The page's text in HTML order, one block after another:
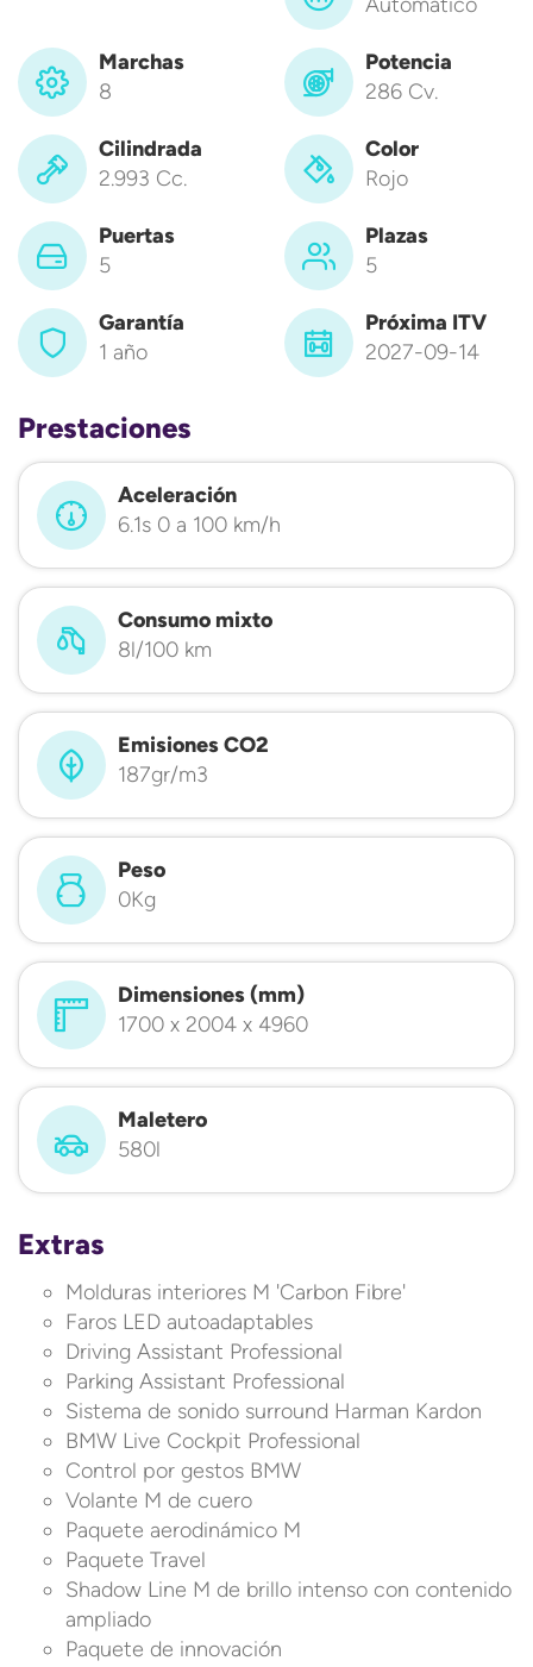
Marchas
8
Potencia
286 Cv.
Cilindrada
2.993 Cc.
Color
Rojo
Puertas
5
Plazas
5
Garantía
1 año
Próxima ITV
2027-09-14
Prestaciones
Aceleración
6.1s 0 a 100 km/h
Consumo mixto
8l/100 km
Emisiones CO2
187gr/m3
Peso
0Kg
Dimensiones (mm)
1700 x 2004 x 4960
Maletero
580l
Extras
Molduras interiores M 'Carbon Fibre'
Faros LED autoadaptables
Driving Assistant Professional
Parking Assistant Professional
Sistema de sonido surround Harman Kardon
BMW Live Cockpit Professional
Control por gestos BMW
Volante M de cuero
Paquete aerodinámico M
Paquete Travel
Shadow Line M de brillo intenso con contenido
ampliado
Paquete de innovación